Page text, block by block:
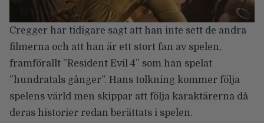
Cregger har tidigare sagt att han inte sett de andra
filmerna och att han är ett stort fan av spelen,
framförallt ”Resident Evil 4” som han spelat
”hundratals gånger”. Hans tolkning kommer följa
spelens värld men skippar att följa karaktärerna då
deras historier redan berättats i spelen.